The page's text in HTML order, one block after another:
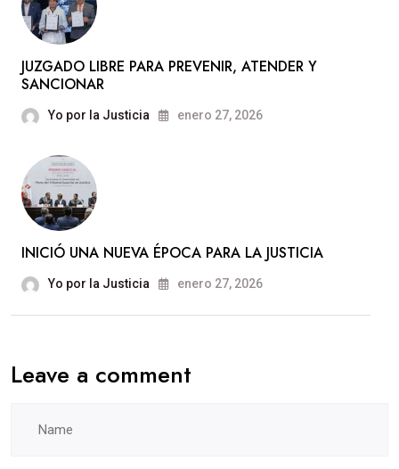
JUZGADO LIBRE PARA PREVENIR, ATENDER Y
SANCIONAR
Yo por la Justicia enero 27, 2026
INICIÓ UNA NUEVA ÉPOCA PARA LA JUSTICIA
Yo por la Justicia enero 27, 2026
Leave a comment